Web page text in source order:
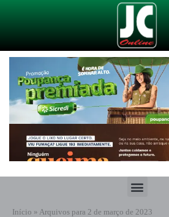
Início » Arquivos para 2 de março de 2023